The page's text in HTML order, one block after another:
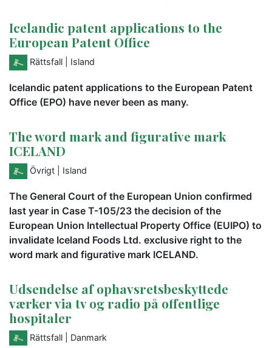
Icelandic patent applications to the
European Patent Office
Rättsfall | Island
Icelandic patent applications to the European Patent
Office (EPO) have never been as many.
The word mark and figurative mark
ICELAND
Övrigt | Island
The General Court of the European Union confirmed
last year in Case T-105/23 the decision of the
European Union Intellectual Property Office (EUIPO) to
invalidate Iceland Foods Ltd. exclusive right to the
word mark and figurative mark ICELAND.
Udsendelse af ophavsretsbeskyttede
værker via tv og radio på offentlige
hospitaler
Rättsfall | Danmark